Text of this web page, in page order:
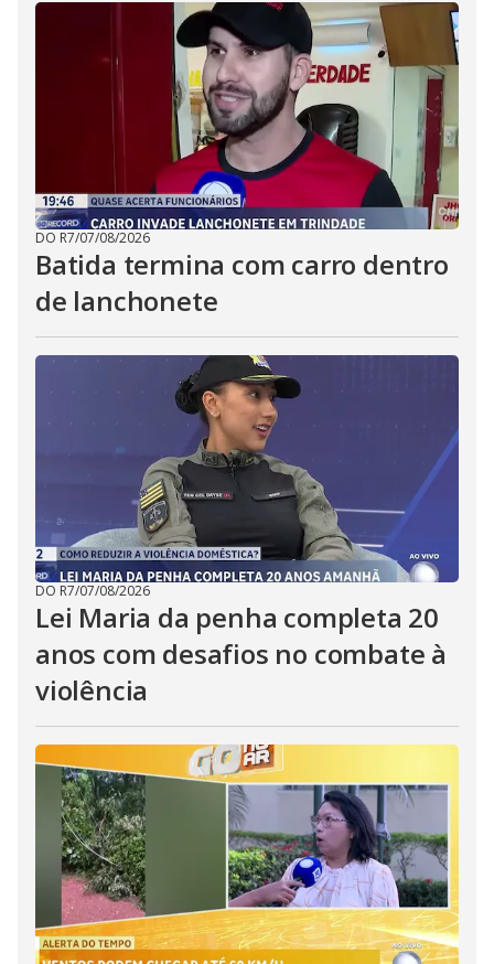
DO R7/07/08/2026
Batida termina com carro dentro
de lanchonete
DO R7/07/08/2026
Lei Maria da penha completa 20
anos com desafios no combate à
violência